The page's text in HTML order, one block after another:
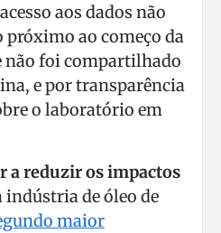
aos dados não
ao começo da
não foi compartilhado
e por transparência
o laboratório em
a reduzir os impactos
indústria de óleo de
maior